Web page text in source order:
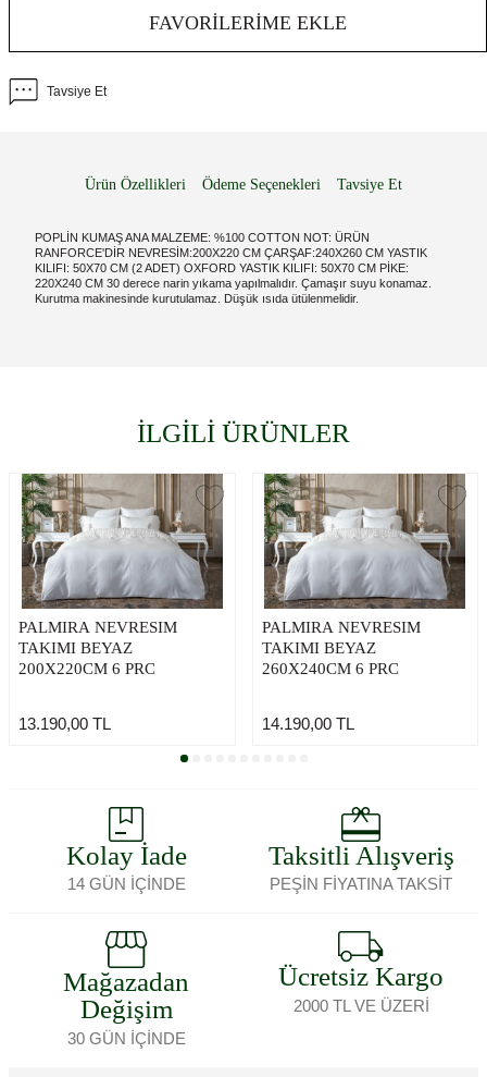
FAVORILERIME EKLE
Tavsiye Et
Ürün Özellikleri Ödeme Seçenekleri Tavsiye Et
POPLİN KUMAŞ ANA MALZEME: %100 COTTON NOT: ÜRÜN
RANFORCE'DİR NEVRESİM:200X220 CM ÇARŞAF:240X260 CM YASTIK
KILIFI: 50X70 CM (2 ADET) OXFORD YASTIK KILIFI: 50X70 CM PİKE:
220X240 CM 30 derece narin yıkama yapılmalıdır. Çamaşır suyu konamaz.
Kurutma makinesinde kurutulamaz. Düşük ısıda ütülenmelidir.
İLGİLİ ÜRÜNLER
PALMIRA NEVRESIM
TAKIMI BEYAZ
200X220CM 6 PRC
13.190,00 TL
PALMIRA NEVRESIM
TAKIMI BEYAZ
260X240CM 6 PRC
14.190,00TL
Kolay İade
14 GÜN İÇİNDE
Taksitli Alışveriş
PEŞİN FİYATINA TAKSİT
Mağazadan
Değişim
30 GÜN İÇİNDE
Ücretsiz Kargo
2000 TL VE ÜZERİ